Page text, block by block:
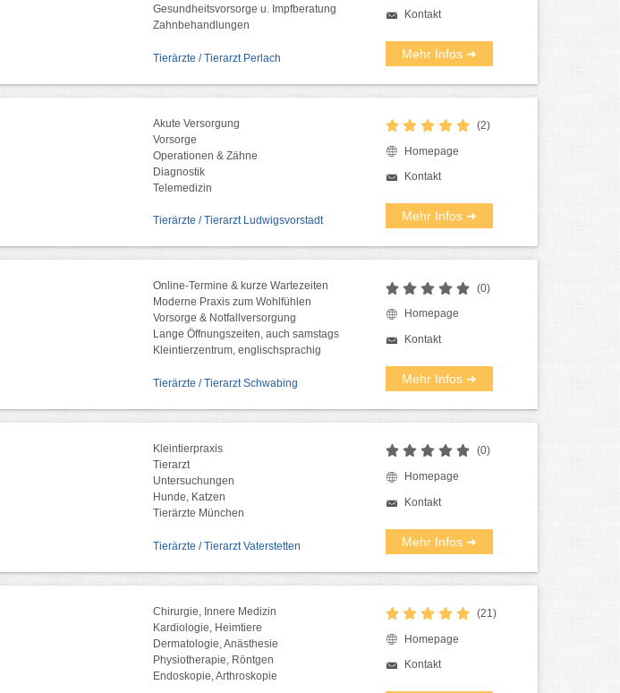
Gesundheitsvorsorge u. Impfberatung
Zahnbehandlungen
Tierärzte / Tierarzt Perlach
Kontakt
Mehr Infos ➜
Akute Versorgung
Vorsorge
Operationen & Zähne
Diagnostik
Telemedizin
Tierärzte / Tierarzt Ludwigsvorstadt
(2)
Homepage
Kontakt
Mehr Infos ➜
Online-Termine & kurze Wartezeiten
Moderne Praxis zum Wohlfühlen
Vorsorge & Notfallversorgung
Lange Öffnungszeiten, auch samstags
Kleintierzentrum, englischsprachig
Tierärzte / Tierarzt Schwabing
(0)
Homepage
Kontakt
Mehr Infos ➜
Kleintierpraxis
Tierarzt
Untersuchungen
Hunde, Katzen
Tierärzte München
Tierärzte / Tierarzt Vaterstetten
(0)
Homepage
Kontakt
Mehr Infos ➜
Chirurgie, Innere Medizin
Kardiologie, Heimtiere
Dermatologie, Anästhesie
Physiotherapie, Röntgen
Endoskopie, Arthroskopie
(21)
Homepage
Kontakt